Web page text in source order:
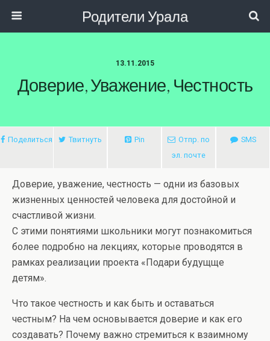
Родители Урала
13.11.2015
Доверие, Уважение, Честность
Поделиться Твитнуть Pin
Отпр. по
эл. почте
SMS
Доверие, уважение, честность — одни из базовых
жизненных ценностей человека для достойной и
счастливой жизни.
С этими понятиями школьники могут познакомиться
более подробно на лекциях, которые проводятся в
рамках реализации проекта «Подари будущще
детям».
Что такое честность и как быть и оставаться
честным? На чем основывается доверие и как его
создавать? Почему важно стремиться к взаимному